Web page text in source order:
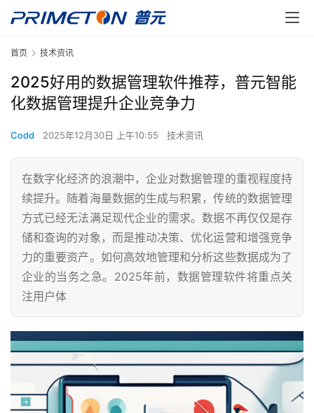
首页 技术资讯
2025好用的数据管理软件推荐，普元智能
化数据管理提升企业竞争力
Codd 2025年12月30日 上午10:55 技术资讯
在数字化经济的浪潮中，企业对数据管理的重视程度持
续提升。随着海量数据的生成与积累，传统的数据管理
方式已经无法满足现代企业的需求。数据不再仅仅是存
储和查询的对象，而是推动决策、优化运营和增强竞争
力的重要资产。如何高效地管理和分析这些数据成为了
企业的当务之急。2025年前，数据管理软件将重点关
注用户体